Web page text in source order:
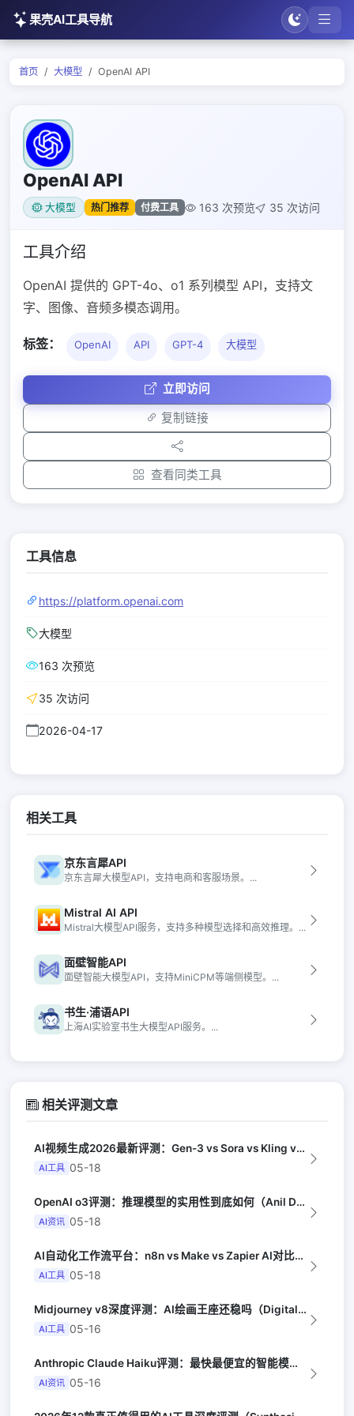
果壳AI工具导航
首页 大模型 OpenAI API
OpenAI API
大模型 热门推荐 付费工具 163 次预览 35 次访问
工具介绍
OpenAI 提供的 GPT-4o、o1 系列模型 API，支持文
字、图像、音频多模态调用。
标签： OpenAI API GPT-4 大模型
立即访问
复制链接
查看同类工具
工具信息
https://platform.openai.com
大模型
163 次预览
35 次访问
2026-04-17
相关工具
京东言犀API
京东言犀大模型API，支持电商和客服场景。...
Mistral AI API
Mistral大模型API服务，支持多种模型选择和高效推理。...
面壁智能API
面壁智能大模型API，支持MiniCPM等端侧模型。...
书生·浦语API
上海AI实验室书生大模型API服务。...
相关评测文章
AI视频生成2026最新评测：Gen-3 vs Sora vs Kling vs...
AI工具 05-18
OpenAI o3评测：推理模型的实用性到底如何（Anil Dash）
AI资讯 05-18
AI自动化工作流平台：n8n vs Make vs Zapier AI对比（Au...
AI工具 05-18
Midjourney v8深度评测：AI绘画王座还稳吗（Digital Arts...
AI工具 05-16
Anthropic Claude Haiku评测：最快最便宜的智能模型（Late...
AI资讯 05-16